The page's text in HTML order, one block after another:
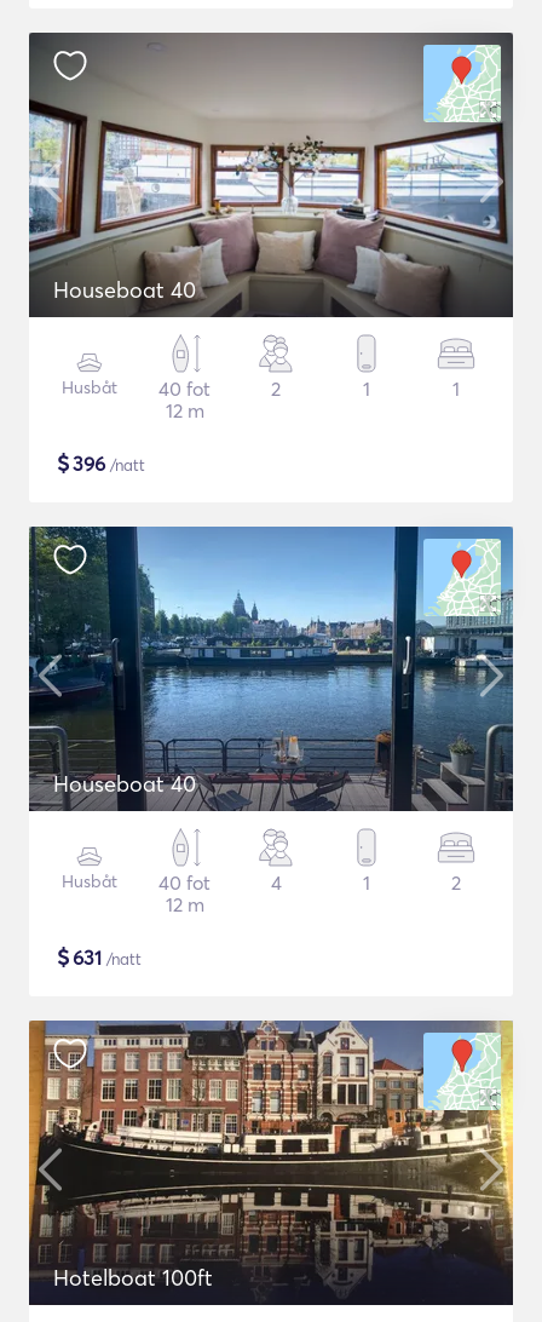
Houseboat 40
Husbåt
40 fot
12 m
2 1 1
$396 /natt
Houseboat 40
Husbåt
40 fot
12 m
4 1 2
$631 /natt
Hotelboat 100ft